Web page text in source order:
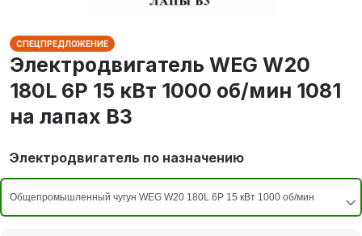
СПЕЦПРЕДЛОЖЕНИЕ
Электродвигатель WEG W20
180L 6P 15 кВт 1000 об/мин 1081
на лапах В3
Электродвигатель по назначению